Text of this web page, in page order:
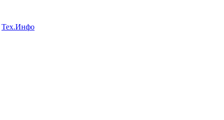
Тех.Инфо